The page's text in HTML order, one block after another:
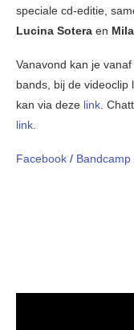
speciale cd-editie,
Lucina Sotera en
Vanavond kan je
bands, bij de videoclip
kan via deze link .
link
Facebook / Bandcamp